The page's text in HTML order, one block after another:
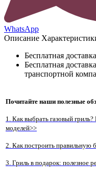
WhatsApp
Описание
Бесплатная
Бесплатная
транспортной
Почитайте наши полезные
1. Как выбрать газовый
моделей>>
2. Как построить правильную
3. Гриль в подарок: полезное